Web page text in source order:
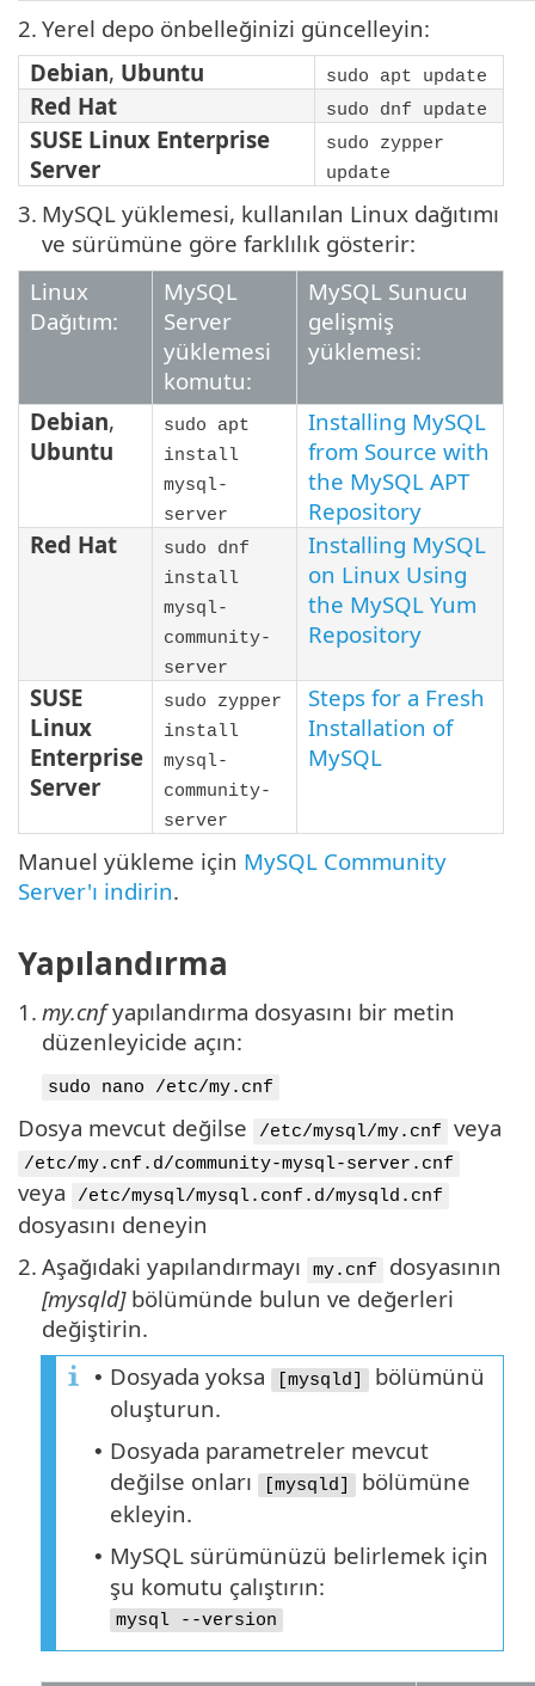
2. Yerel depo önbelleğinizi güncelleyin:
Debian, Ubuntu sudo apt update
Red Hat sudo dnf update
SUSE Linux Enterprise
Server
sudo zypper
update
3. MySQL yüklemesi, kullanılan Linux dağıtımı
ve sürümüne göre farklılık gösterir:
Linux
Dağıtım:
MySQL
Server
yüklemesi
komutu:
MySQL Sunucu
gelişmiş
yüklemesi:
Debian,
Ubuntu
sudo apt
install
mysql-
server
Installing MySQL
from Source with
the MySQL APT
Repository
Red Hat
sudo dnf
install
mysql-
community-
server
Installing MySQL
on Linux Using
the MySQL Yum
Repository
SUSE
Linux
Enterprise
Server
sudo zypper
install
mysql-
community-
server
Steps for a Fresh
Installation of
MySQL
Manuel yükleme için MySQL Community
Server'ı indirin.
Yapılandırma
1. my.cnfyapılandırma dosyasını bir metin
düzenleyicide açın:
sudo nano /etc/my.cnf
Dosya mevcut değilse /etc/mysql/my.cnf veya
/etc/my.cnf.d/community-mysql-server.cnf
veya /etc/mysql/mysql.conf.d/mysqld.cnf
dosyasını deneyin
2. Aşağıdaki yapılandırmayı my.cnf
dosyasının
[mysqld]bölümünde bulun ve değerleri
değiştirin.
• Dosyada yoksa [mysqld]
bölümünü
oluşturun.
• Dosyada parametreler mevcut
değilse onları
[mysqld]
bölümüne
ekleyin.
• MySQL sürümünüzü belirlemek için
şu komutu çalıştırın:
mysql --version